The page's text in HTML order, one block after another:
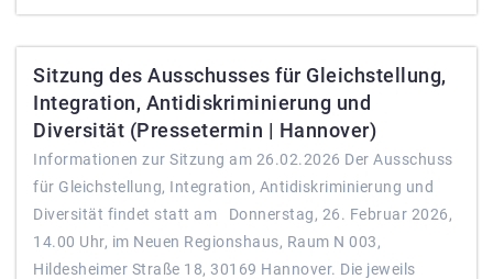
Sitzung des Ausschusses für Gleichstellung,
Integration, Antidiskriminierung und
Diversität (Pressetermin | Hannover)
Informationen zur Sitzung am 26.02.2026 Der Ausschuss
für Gleichstellung, Integration, Antidiskriminierung und
Diversität findet statt am Donnerstag, 26. Februar 2026,
14.00 Uhr, im Neuen Regionshaus, Raum N 003,
Hildesheimer Straße 18, 30169 Hannover. Die jeweils